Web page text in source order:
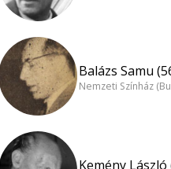
Balázs Samu
Nemzeti Színház
Kemény László